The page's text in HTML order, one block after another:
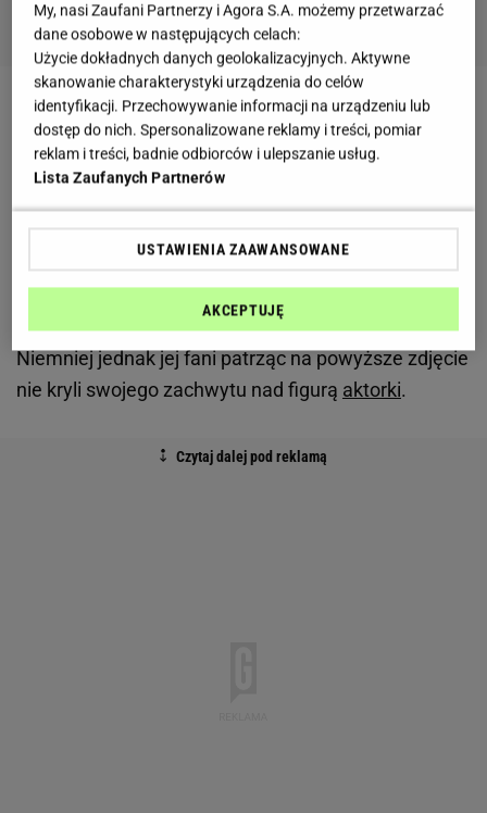
W dzisiejszych czasach niektóre gwiazdy naprawdę
są gotowe pokazać wiele, tylko żeby o nich pisano.
Katarzyna Bujakiewicz do tego grona się nie zalicza i
na jej profilu większość to zdjęcia, na których
wspiera lub promuje jakąś ważną akcję.
Niemniej jednak jej fani patrząc na powyższe zdjęcie
nie kryli swojego zachwytu nad figurą aktorki.
My, nasi Zaufani Partnerzy i Agora S.A. możemy przetwarzać
dane osobowe w następujących celach:
Użycie dokładnych danych geolokalizacyjnych. Aktywne
skanowanie charakterystyki urządzenia do celów
identyfikacji. Przechowywanie informacji na urządzeniu lub
dostęp do nich. Spersonalizowane reklamy i treści, pomiar
reklam i treści, badnie odbiorców i ulepszanie usług.
Lista Zaufanych Partnerów
USTAWIENIA ZAAWANSOWANE
AKCEPTUJĘ